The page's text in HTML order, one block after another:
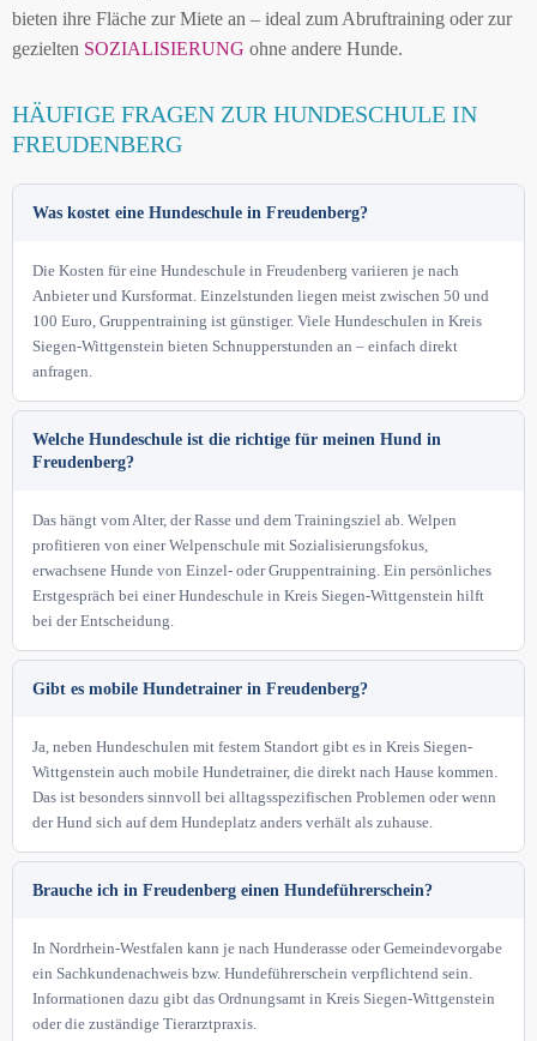
bieten ihre Fläche zur Miete an – ideal zum Abruftraining oder zur
gezielten SOZIALISIERUNG ohne andere Hunde.
HÄUFIGE FRAGEN ZUR HUNDESCHULE IN
FREUDENBERG
Was kostet eine Hundeschule in Freudenberg?
Die Kosten für eine Hundeschule in Freudenberg variieren je nach
Anbieter und Kursformat. Einzelstunden liegen meist zwischen 50 und
100 Euro, Gruppentraining ist günstiger. Viele Hundeschulen in Kreis
Siegen-Wittgenstein bieten Schnupperstunden an – einfach direkt
anfragen.
Welche Hundeschule ist die richtige für meinen Hund in
Freudenberg?
Das hängt vom Alter, der Rasse und dem Trainingsziel ab. Welpen
profitieren von einer Welpenschule mit Sozialisierungsfokus,
erwachsene Hunde von Einzel- oder Gruppentraining. Ein persönliches
Erstgespräch bei einer Hundeschule in Kreis Siegen-Wittgenstein hilft
bei der Entscheidung.
Gibt es mobile Hundetrainer in Freudenberg?
Ja, neben Hundeschulen mit festem Standort gibt es in Kreis Siegen-
Wittgenstein auch mobile Hundetrainer, die direkt nach Hause kommen.
Das ist besonders sinnvoll bei alltagsspezifischen Problemen oder wenn
der Hund sich auf dem Hundeplatz anders verhält als zuhause.
Brauche ich in Freudenberg einen Hundeführerschein?
In Nordrhein-Westfalen kann je nach Hunderasse oder Gemeindevorgabe
ein Sachkundenachweis bzw. Hundeführerschein verpflichtend sein.
Informationen dazu gibt das Ordnungsamt in Kreis Siegen-Wittgenstein
oder die zuständige Tierarztpraxis.